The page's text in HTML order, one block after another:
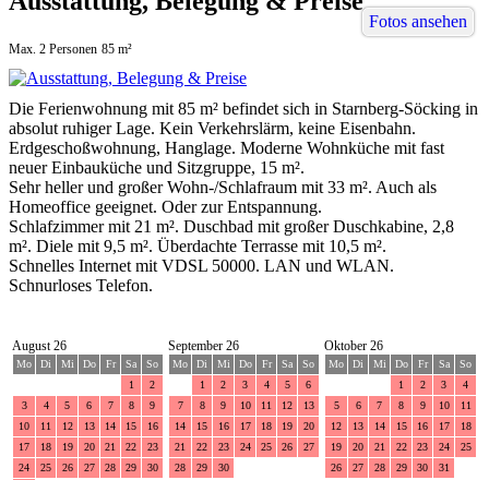
Max. 2 Personen 85 m²
Fotos ansehen
Die Ferienwohnung mit 85 m² befindet sich in Starnberg-Söcking in
absolut ruhiger Lage. Kein Verkehrslärm, keine Eisenbahn.
Erdgeschoßwohnung, Hanglage. Moderne Wohnküche mit fast
neuer Einbauküche und Sitzgruppe, 15 m².
Sehr heller und großer Wohn-/Schlafraum mit 33 m². Auch als
Homeoffice geeignet. Oder zur Entspannung.
Schlafzimmer mit 21 m². Duschbad mit großer Duschkabine, 2,8
m². Diele mit 9,5 m². Überdachte Terrasse mit 10,5 m².
Schnelles Internet mit VDSL 50000. LAN und WLAN.
Schnurloses Telefon.
August 26
Mo Di Mi Do Fr Sa
So
1
2
3
4 5 6 7 8
9
10
11 12 13 14 15
16
17
18 19 20 21 22
23
24
25 26 27 28 29
30
September 26
Mo Di Mi Do Fr Sa
So
1
2 3 4 5
6
7
8 9 10 11 12
13
14
15 16 17 18 19
20
21
22 23 24 25 26
27
28
29 30
Oktober 26
Mo Di Mi Do Fr Sa
So
1
2 3
4
5
6 7 8 9 10
11
12
13 14 15 16 17
18
19
20 21 22 23 24
25
26
27 28 29 30 31